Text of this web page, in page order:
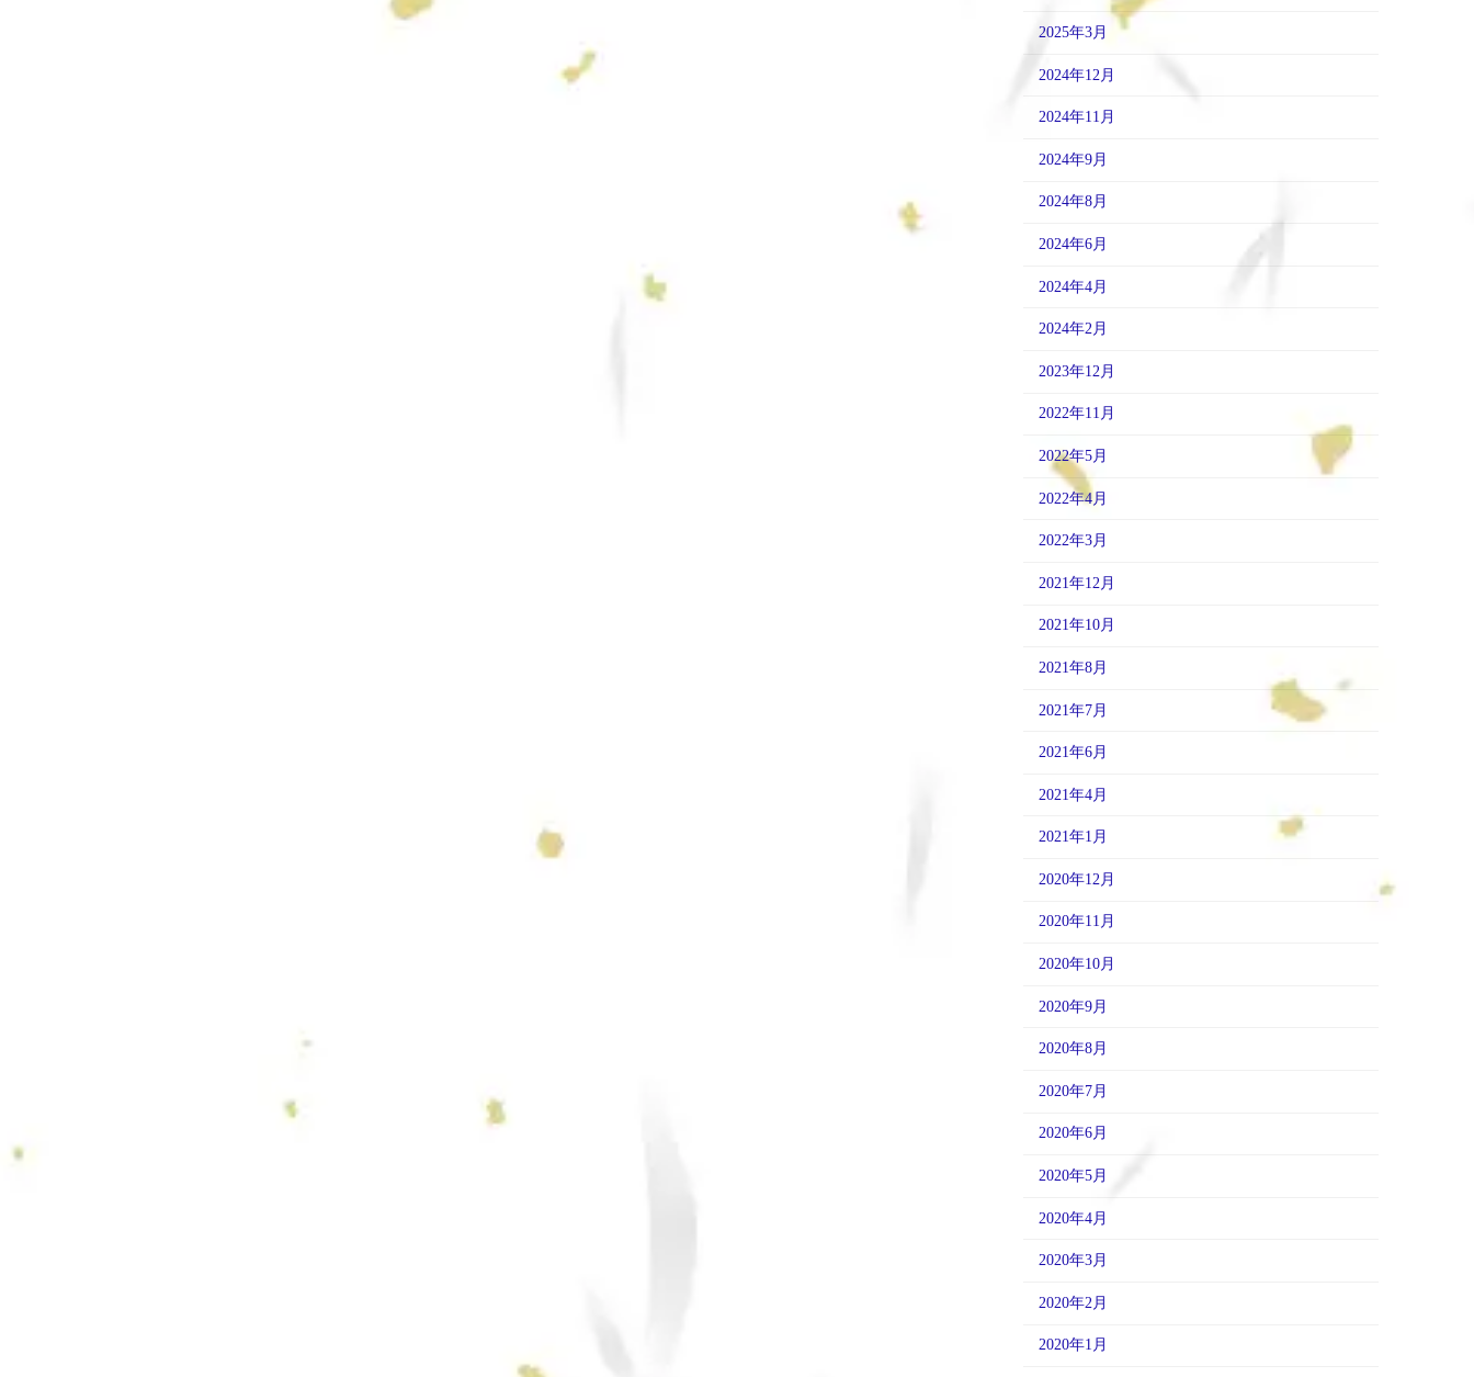
2025年3月
2024年12月
2024年11月
2024年9月
2024年8月
2024年6月
2024年4月
2024年2月
2023年12月
2022年11月
2022年5月
2022年4月
2022年3月
2021年12月
2021年10月
2021年8月
2021年7月
2021年6月
2021年4月
2021年1月
2020年12月
2020年11月
2020年10月
2020年9月
2020年8月
2020年7月
2020年6月
2020年5月
2020年4月
2020年3月
2020年2月
2020年1月